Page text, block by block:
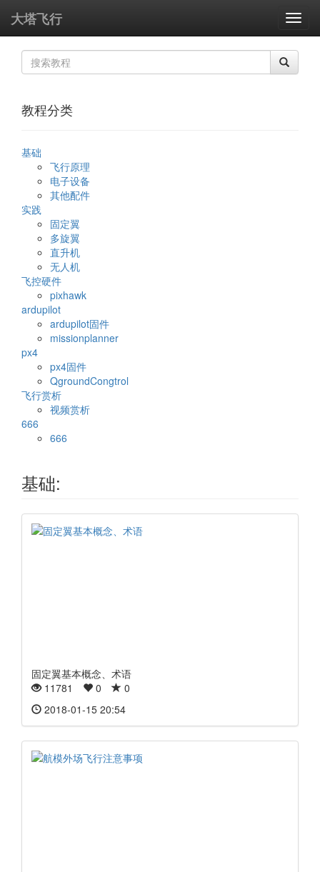
大塔飞行
教程分类
基础
飞行原理
电子设备
其他配件
实践
固定翼
多旋翼
直升机
无人机
飞控硬件
pixhawk
ardupilot
ardupilot固件
missionplanner
px4
px4固件
QgroundCongtrol
飞行赏析
视频赏析
666
666
基础:
固定翼基本概念、术语
11781
0
0
2018-01-15 20:54